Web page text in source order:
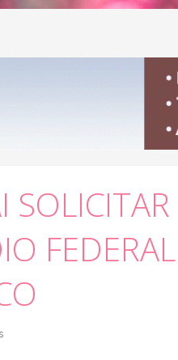
SOLICITAR
FEDERAL